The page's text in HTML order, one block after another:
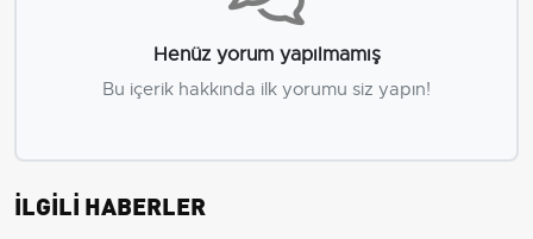
Henüz yorum yapılmamış
Bu içerik hakkında ilk yorumu siz yapın!
İLGİLİ HABERLER